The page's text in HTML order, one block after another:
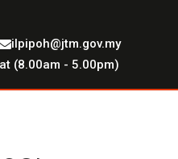
ilpipoh@jtm.gov.my
(8.00am - 5.00pm)